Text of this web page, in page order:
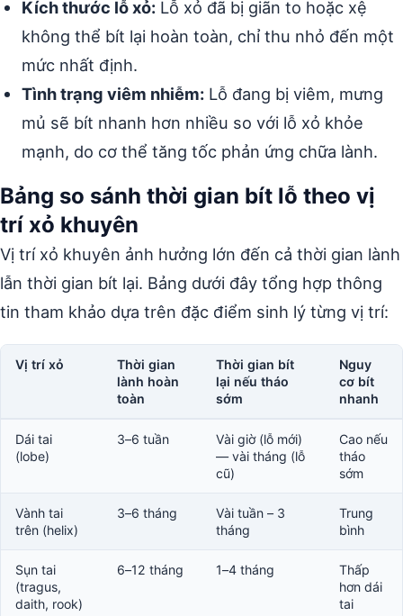
Kích thước lỗ xỏ: Lỗ xỏ đã bị giãn to hoặc xệ
không thể bít lại hoàn toàn, chỉ thu nhỏ đến một
mức nhất định.
Tình trạng viêm nhiễm: Lỗ đang bị viêm, mưng
mủ sẽ bít nhanh hơn nhiều so với lỗ xỏ khỏe
mạnh, do cơ thể tăng tốc phản ứng chữa lành.
Bảng so sánh thời gian bít lỗ theo vị
trí xỏ khuyên
Vị trí xỏ khuyên ảnh hưởng lớn đến cả thời gian lành
lẫn thời gian bít lại. Bảng dưới đây tổng hợp thông
tin tham khảo dựa trên đặc điểm sinh lý từng vị trí:
Vị trí xỏ
Thời gian
lành hoàn
toàn
Thời gian bít
lại nếu tháo
sớm
Nguy
cơ bít
nhanh
Dái tai
(lobe)
3–6 tuần
Vài giờ (lỗ mới)
— vài tháng (lỗ
cũ)
Cao nếu
tháo
sớm
Vành tai
trên (helix)
3–6 tháng
Vài tuần – 3
tháng
Trung
bình
Sụn tai
(tragus,
daith, rook)
6–12 tháng 1–4 tháng
Thấp
hơn dái
tai